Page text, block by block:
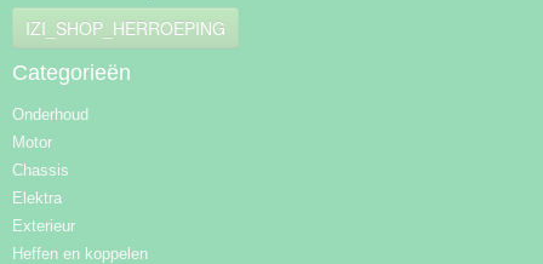
IZI_SHOP_HERROEPING
Categorieën
Onderhoud
Motor
Chassis
Elektra
Exterieur
Heffen en koppelen